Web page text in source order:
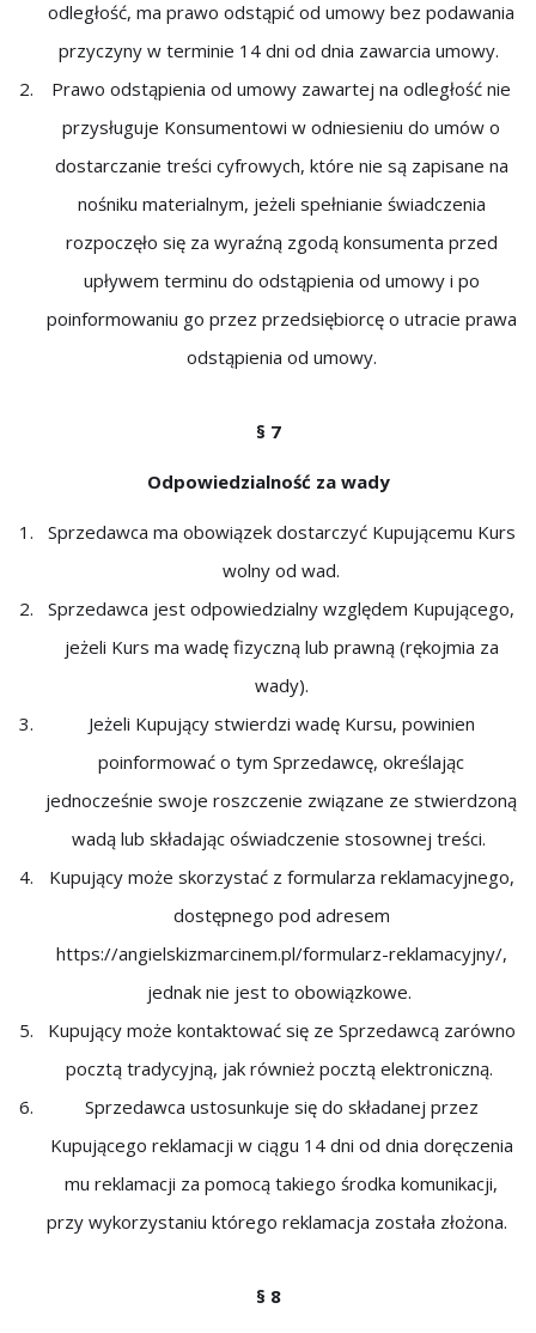
odległość, ma prawo odstąpić od umowy bez podawania
przyczyny w terminie 14 dni od dnia zawarcia umowy.
Prawo odstąpienia od umowy zawartej na odległość nie
przysługuje Konsumentowi w odniesieniu do umów o
dostarczanie treści cyfrowych, które nie są zapisane na
nośniku materialnym, jeżeli spełnianie świadczenia
rozpoczęło się za wyraźną zgodą konsumenta przed
upływem terminu do odstąpienia od umowy i po
poinformowaniu go przez przedsiębiorcę o utracie prawa
odstąpienia od umowy.
§ 7
Odpowiedzialność za wady
Sprzedawca ma obowiązek dostarczyć Kupującemu Kurs
wolny od wad.
Sprzedawca jest odpowiedzialny względem Kupującego,
jeżeli Kurs ma wadę fizyczną lub prawną (rękojmia za
wady).
Jeżeli Kupujący stwierdzi wadę Kursu, powinien
poinformować o tym Sprzedawcę, określając
jednocześnie swoje roszczenie związane ze stwierdzoną
wadą lub składając oświadczenie stosownej treści.
Kupujący może skorzystać z formularza reklamacyjnego,
dostępnego pod adresem
https://angielskizmarcinem.pl/formularz-reklamacyjny/,
jednak nie jest to obowiązkowe.
Kupujący może kontaktować się ze Sprzedawcą zarówno
pocztą tradycyjną, jak również pocztą elektroniczną.
Sprzedawca ustosunkuje się do składanej przez
Kupującego reklamacji w ciągu 14 dni od dnia doręczenia
mu reklamacji za pomocą takiego środka komunikacji,
przy wykorzystaniu którego reklamacja została złożona.
§ 8